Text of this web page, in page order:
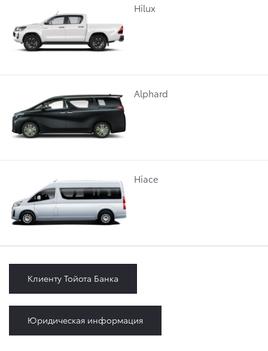
Hilux
Alphard
Hiace
Клиенту Тойота Банка
Юридическая информация